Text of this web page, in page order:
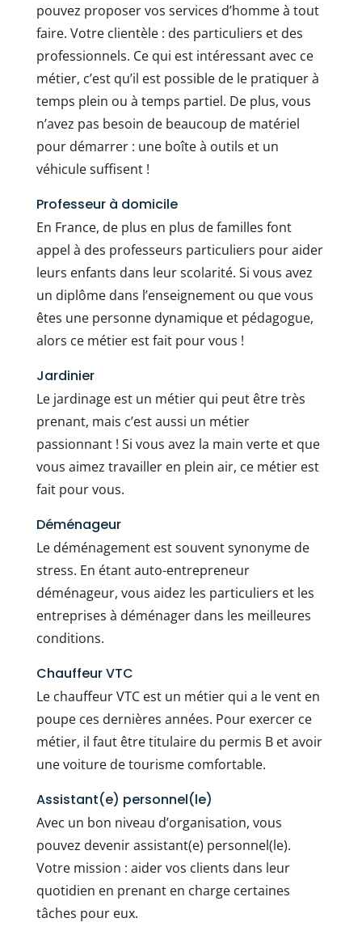
pouvez proposer vos services d’homme à tout
faire. Votre clientèle : des particuliers et des
professionnels. Ce qui est intéressant avec ce
métier, c’est qu’il est possible de le pratiquer à
temps plein ou à temps partiel. De plus, vous
n’avez pas besoin de beaucoup de matériel
pour démarrer : une boîte à outils et un
véhicule suffisent !
Professeur à domicile
En France, de plus en plus de familles font
appel à des professeurs particuliers pour aider
leurs enfants dans leur scolarité. Si vous avez
un diplôme dans l’enseignement ou que vous
êtes une personne dynamique et pédagogue,
alors ce métier est fait pour vous !
Jardinier
Le jardinage est un métier qui peut être très
prenant, mais c’est aussi un métier
passionnant ! Si vous avez la main verte et que
vous aimez travailler en plein air, ce métier est
fait pour vous.
Déménageur
Le déménagement est souvent synonyme de
stress. En étant auto-entrepreneur
déménageur, vous aidez les particuliers et les
entreprises à déménager dans les meilleures
conditions.
Chauffeur VTC
Le chauffeur VTC est un métier qui a le vent en
poupe ces dernières années. Pour exercer ce
métier, il faut être titulaire du permis B et avoir
une voiture de tourisme comfortable.
Assistant(e) personnel(le)
Avec un bon niveau d’organisation, vous
pouvez devenir assistant(e) personnel(le).
Votre mission : aider vos clients dans leur
quotidien en prenant en charge certaines
tâches pour eux.